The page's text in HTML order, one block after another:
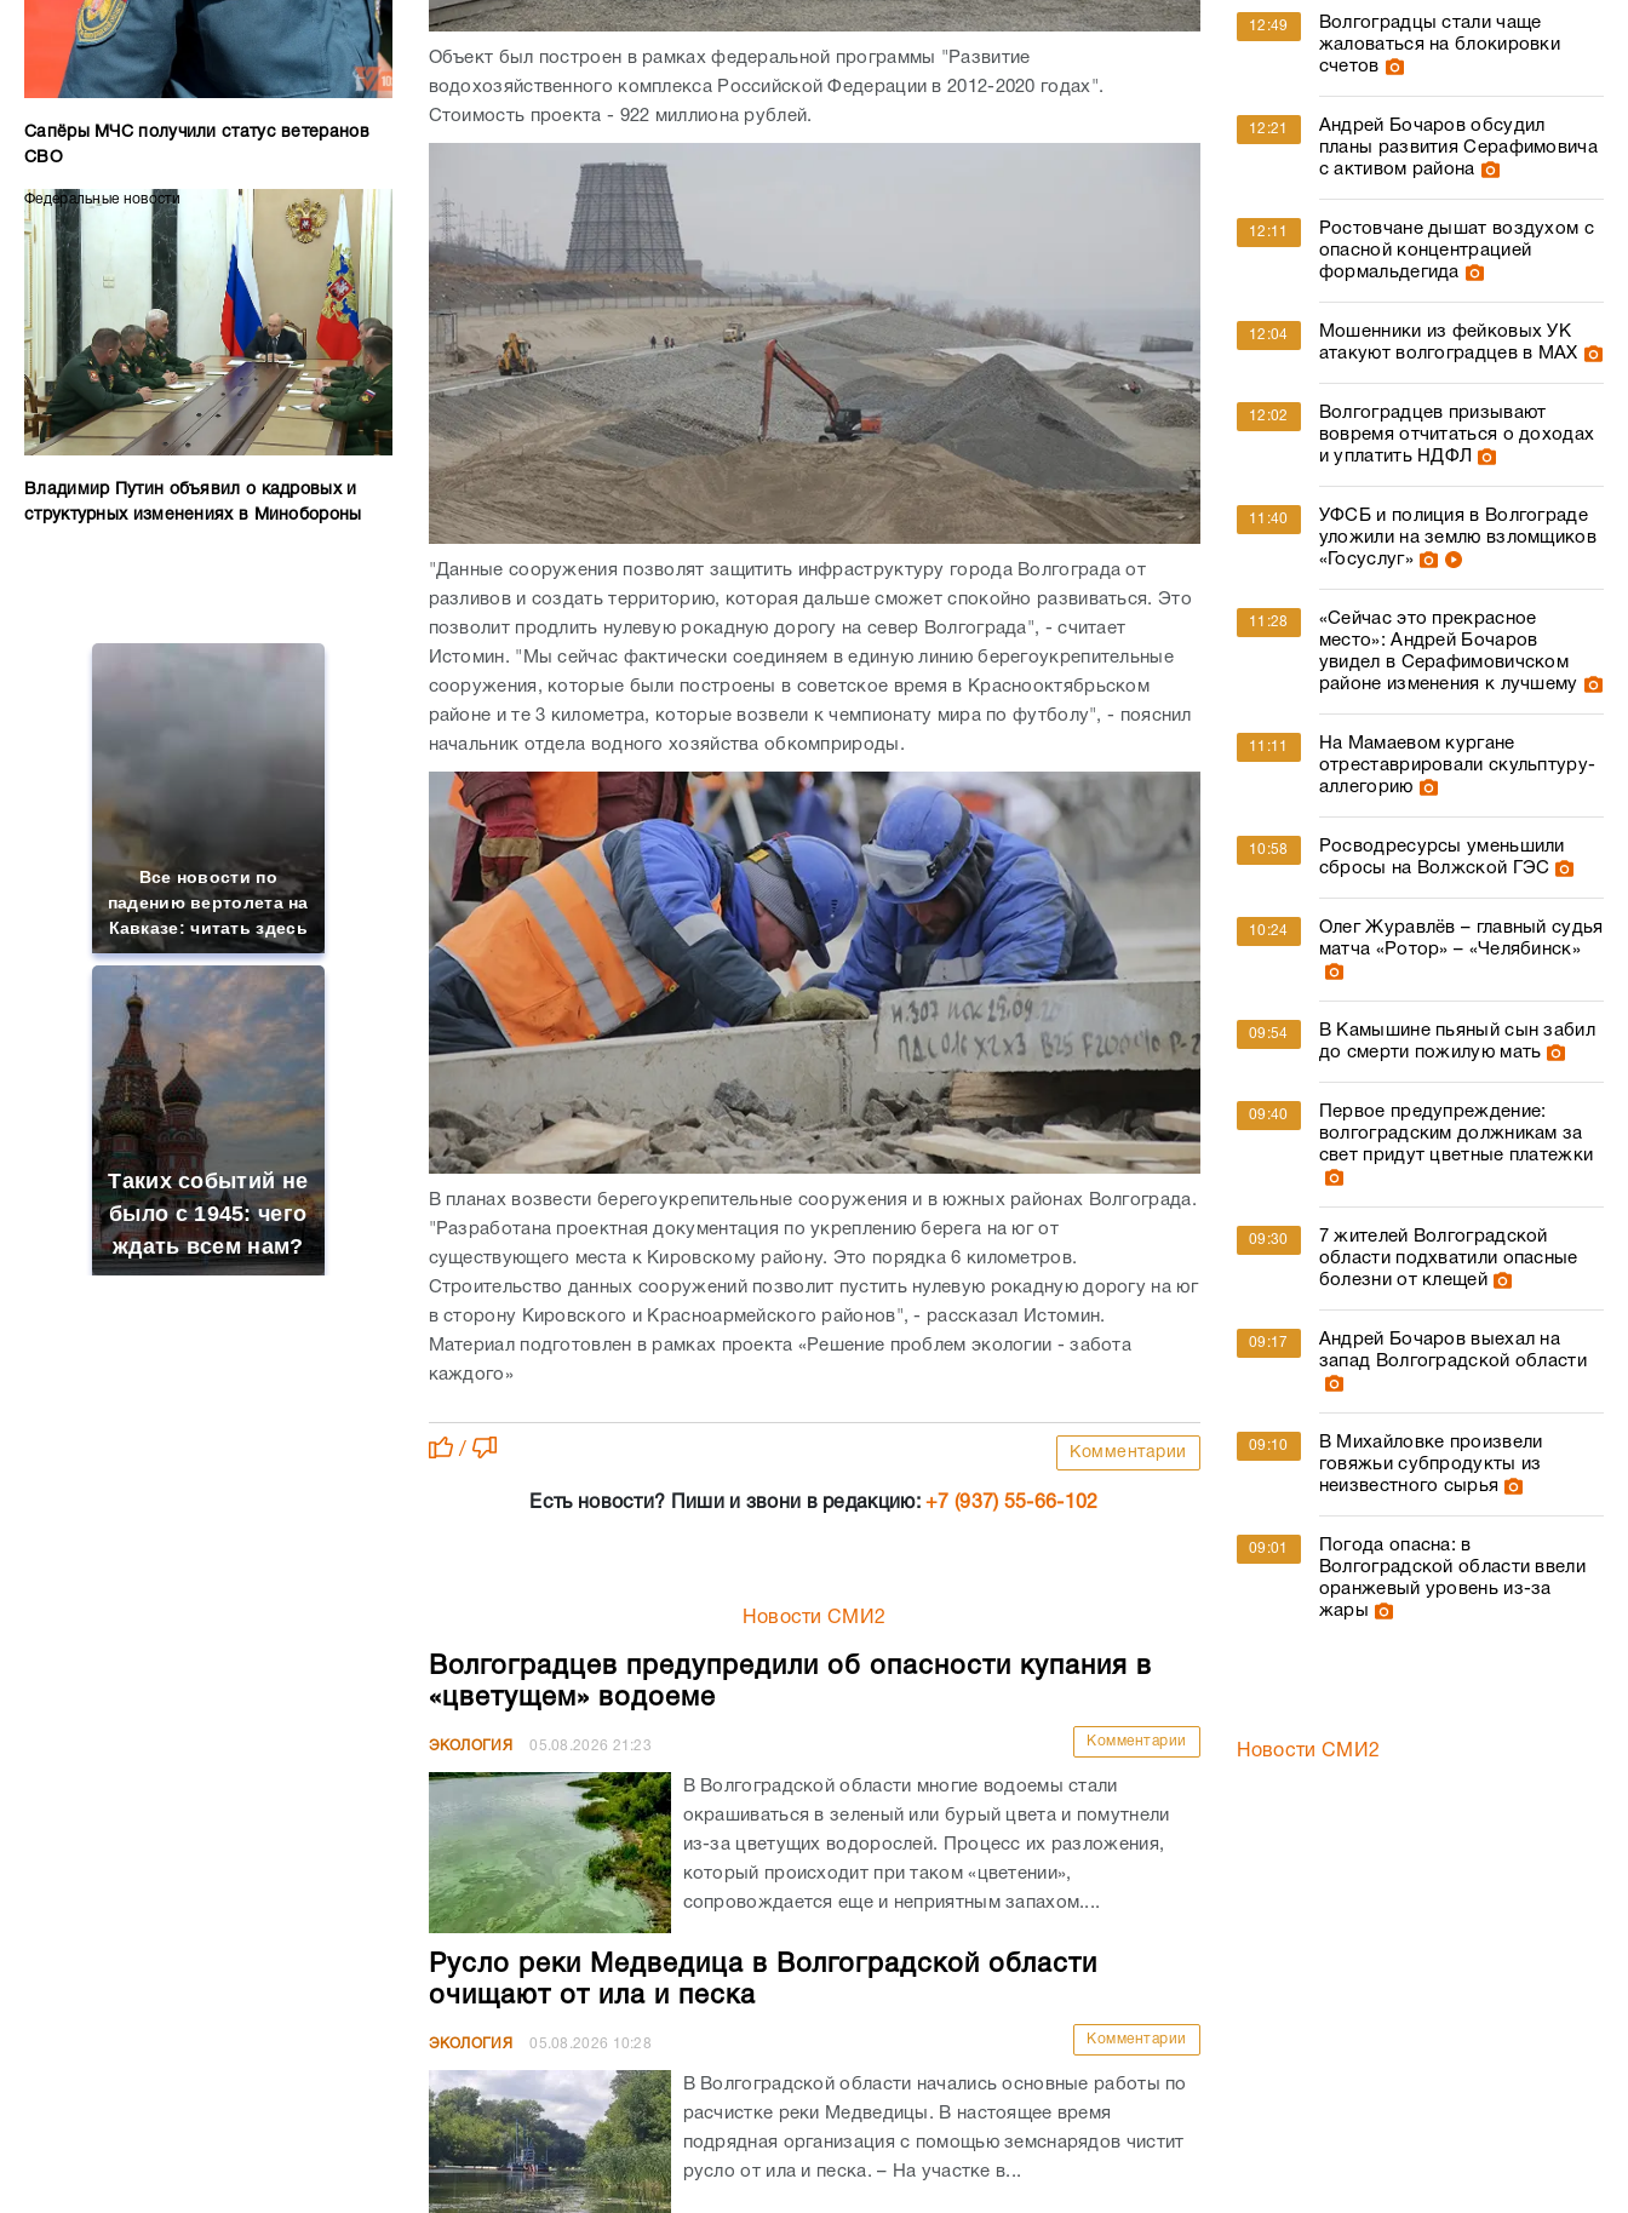
Федеральные новости
Владимир Путин объявил о кадровых и
структурных изменениях в Минобороны
Таких событий не
было с 1945: чего
ждать всем нам?
"Данные сооружения позволят защитить инфраструктуру города Волгограда от
разливов и создать территорию, которая дальше сможет спокойно развиваться. Это
позволит продлить нулевую рокадную дорогу на север Волгограда", - считает
Истомин. "Мы сейчас фактически соединяем в единую линию берегоукрепительные
сооружения, которые были построены в советское время в Краснооктябрьском
районе и те 3 километра, которые возвели к чемпионату мира по футболу", - пояснил
В планах возвести берегоукрепительные сооружения и в южных районах Волгограда.
"Разработана проектная документация по укреплению берега на юг от
существующего места к Кировскому району. Это порядка 6 километров.
Строительство данных сооружений позволит пустить нулевую рокадную дорогу на юг
в сторону Кировского и Красноармейского районов", - рассказал Истомин.
Материал подготовлен в рамках проекта «Решение проблем экологии - забота
каждого»
/ Комментарии
Есть новости? Пиши и звони в редакцию:+7 (937) 55-66-102
Волгоградцев предупредили об опасности купания в
В Волгоградской области многие водоемы стали
окрашиваться в зеленый или бурый цвета и помутнели
из-за цветущих водорослей. Процесс их разложения,
сопровождается еще и неприятным запахом....
Русло реки Медведица в Волгоградской области
очищают от ила и песка
ЭКОЛОГИЯ 05.08.202610:28
расчистке реки Медведицы. В настоящее время
подрядная организация с помощью земснарядов чистит
В Волгограде исследуют воздух после пожаров на
складе и предприятии
с активом района
Ростовчане дышат воздухом с
опасной концентрацией
формальдегида
Мошенники из фейковых УК
атакуют волгоградцев в МАХ
Волгоградцев призывают
вовремя отчитаться о доходах
и уплатить НДФЛ
УФСБ и полиция в Волгограде
уложили на землю взломщиков
«Госуслуг»
«Сейчас это прекрасное
место»: Андрей Бочаров
увидел в Серафимовичском
районе изменения к лучшему
На Мамаевом кургане
отреставрировали скульптуру-
аллегорию
Росводресурсы уменьшили
сбросы на Волжской ГЭС
Олег Журавлёв – главный судья
матча «Ротор» – «Челябинск»
В Камышине пьяный сын забил
до смерти пожилую мать
Первое предупреждение:
волгоградским должникам за
свет придут цветные платежки
7 жителей Волгоградской
области подхватили опасные
болезни от клещей
Андрей Бочаров выехал на
запад Волгоградской области
В Михайловке произвели
говяжьи субпродукты из
неизвестного сырья
Погода опасна: в
Волгоградской области ввели
оранжевый уровень из-за
Новости СМИ2